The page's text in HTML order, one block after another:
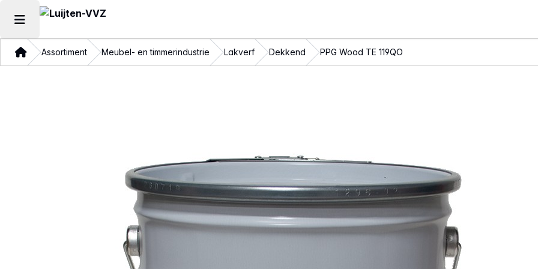
Hoofdmenu openen
ThuisAssortiment Meubel- en timmerindustrie Lakverf Dekkend PPG Wood TE 119QO